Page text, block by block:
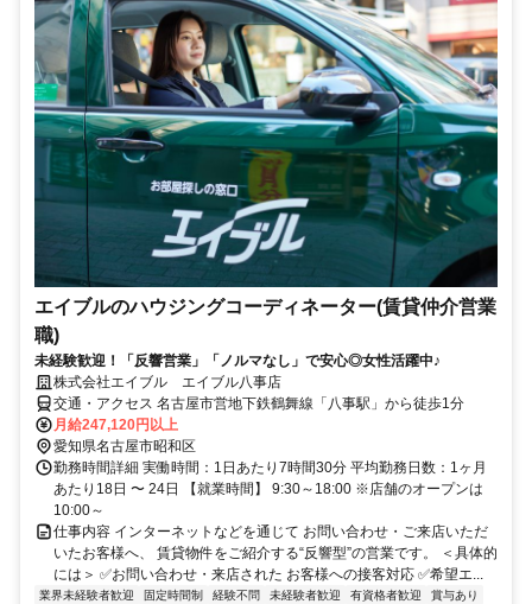
エイブルのハウジングコーディネーター(賃貸仲介営業
職)
未経験歓迎！「反響営業」「ノルマなし」で安心◎女性活躍中♪
株式会社エイブル エイブル八事店
交通・アクセス 名古屋市営地下鉄鶴舞線「八事駅」から徒歩1分
月給247,120円以上
愛知県名古屋市昭和区
勤務時間詳細 実働時間：1日あたり7時間30分 平均勤務日数：1ヶ月
あたり18日 〜 24日 【就業時間】 9:30～18:00 ※店舗のオープンは
10:00～
仕事内容 インターネットなどを通じて お問い合わせ・ご来店いただ
いたお客様へ、 賃貸物件をご紹介する“反響型”の営業です。 ＜具体的
には＞ ✅お問い合わせ・来店された お客様への接客対応 ✅希望エ...
業界未経験者歓迎 固定時間制 経験不問 未経験者歓迎 有資格者歓迎
賞与あり